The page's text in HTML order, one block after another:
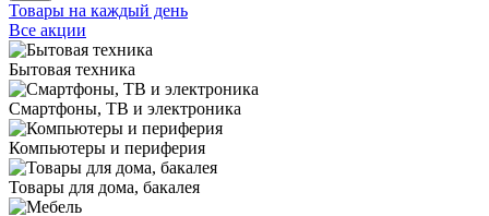
Товары на каждый день
Все акции
Бытовая техника
Смартфоны, ТВ и электроника
Компьютеры и периферия
Товары для дома, бакалея